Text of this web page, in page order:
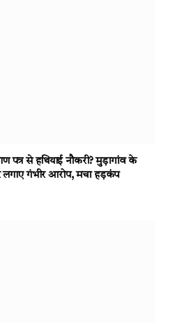
पत्र से हथियाई नौकरी? मुड़ागांव के
लगाए गंभीर आरोप, मचा हड़कंप